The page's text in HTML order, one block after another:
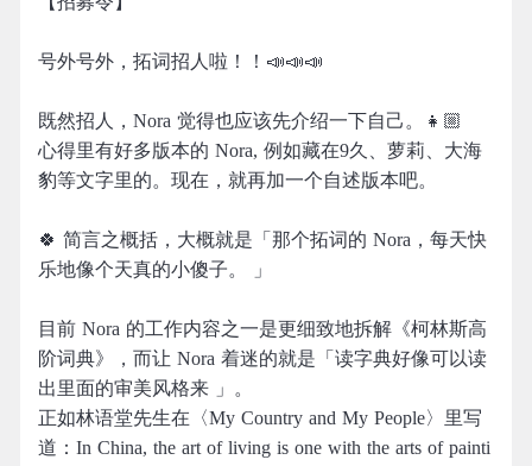
号外号外，拓词招人啦！！📣📣📣
既然招人，Nora 觉得也应该先介绍一下自己。👧🏼
心得里有好多版本的 Nora, 例如藏在9久、萝莉、大海
豹等文字里的。现在，就再加一个自述版本吧。
🍀 简言之概括，大概就是「那个拓词的 Nora，每天快
乐地像个天真的小傻子。 」
目前 Nora 的工作内容之一是更细致地拆解《柯林斯高
阶词典》，而让 Nora 着迷的就是「读字典好像可以读
出里面的审美风格来 」。
正如林语堂先生在〈My Country and My People〉里写
道：In China, the art of living is one with the arts of painti